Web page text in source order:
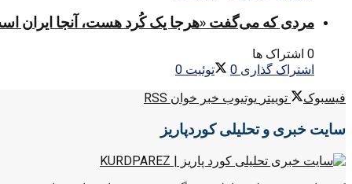
مردی که می‌گفت «هرجا یک کُرد هست، آنجا ایران
0 اشتراک ها
اشتراک گذاری 0 توئیت 0
فیسبوک
توییتر یوتیوب خبر خوان RSS
سایت خبری و تحلیلی کوردپاریز